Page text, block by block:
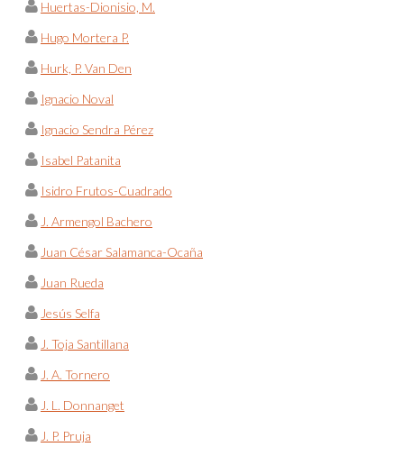
Huertas-Dionisio, M.
Hugo Mortera P.
Hurk, P. Van Den
Ignacio Noval
Ignacio Sendra Pérez
Isabel Patanita
Isidro Frutos-Cuadrado
J. Armengol Bachero
Juan César Salamanca-Ocaña
Juan Rueda
Jesús Selfa
J. Toja Santillana
J. A. Tornero
J. L. Donnanget
J. P. Pruja